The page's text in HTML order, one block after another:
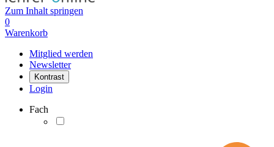
Zum Inhalt springen
0
Warenkorb
Mitglied werden
Newsletter
Kontrast
Login
Fach